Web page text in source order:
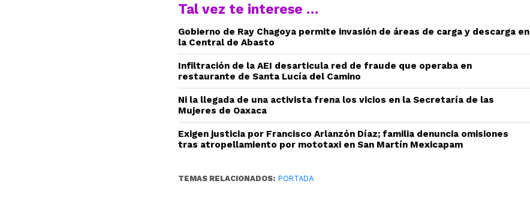
Tal vez te interese …
Gobierno de Ray Chagoya permite invasión de áreas de carga y descarga en
la Central de Abasto
Infiltración de la AEI desarticula red de fraude que operaba en
restaurante de Santa Lucía del Camino
Ni la llegada de una activista frena los vicios en la Secretaría de las
Mujeres de Oaxaca
Exigen justicia por Francisco Arlanzón Díaz; familia denuncia omisiones
tras atropellamiento por mototaxi en San Martín Mexicapam
TEMAS RELACIONADOS: PORTADA